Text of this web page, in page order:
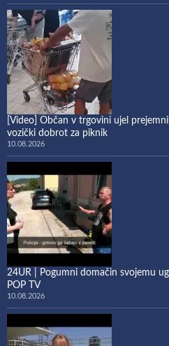
[Video] Občan v trgovini ujel
vozički dobrot za piknik
10.08.2026
24UR | Pogumni domačin svojemu
POP TV
10.08.2026